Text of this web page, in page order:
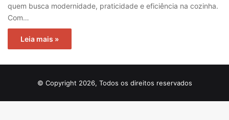
quem busca modernidade, praticidade e eficiência na cozinha.
Com…
Leia mais »
© Copyright 2026, Todos os direitos reservados